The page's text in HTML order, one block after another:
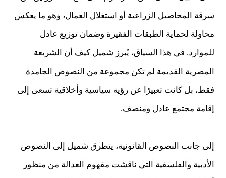
سرقة المحاصيل الزراعية أو استغلال العمال، وهو ما يعكس
محاولة لحماية الطبقات الفقيرة وضمان توزيع عادل
للموارد. في هذا السياق، يُبرز شميل كيف أن الشريعة
المصرية القديمة لم تكن مجموعة من النصوص الجامدة
فقط، بل كانت تعبيرًا عن رؤية سياسية وأخلاقية تسعى إلى
إقامة مجتمع عادل ومنصف.
إلى جانب النصوص القانونية، يتطرق شميل إلى النصوص
الأدبية والفلسفية التي ناقشت مفهوم العدالة من منظور